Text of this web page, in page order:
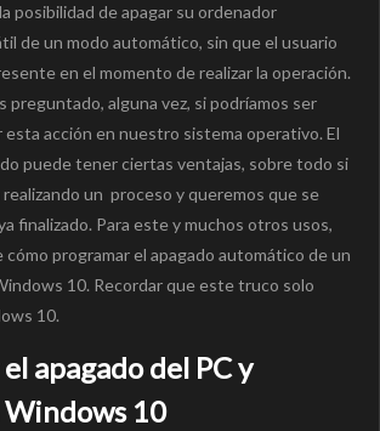
posibilidad de apagar su ordenador
de un modo automático, sin que el usuario
en el momento de realizar la operación.
preguntado, alguna vez, si podríamos ser
esta acción en nuestro sistema operativo. El
puede tener ciertas ventajas, sobre todo si
un proceso y queremos que se
finalizado. Para este y muchos otros usos,
cómo programar el apagado automático de un
10. Recordar que este truco solo
10.
apagado del PC y
10